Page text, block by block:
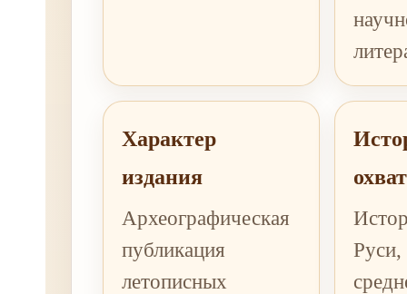
Характер
издания
Археографическая
публикация
летописных
охват
Руси,